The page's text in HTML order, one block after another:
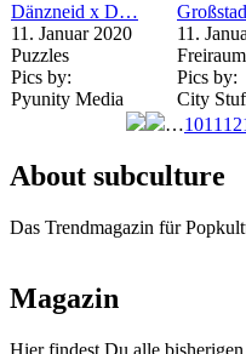
Dänzneid x D…
11. Januar 2020
Puzzles
Pics by:
Pyunity Media
11.
Freiraum
Pics by:
City
…1011 12
About subculture
Das Trendmagazin für
Magazin
Hier findest Du alle